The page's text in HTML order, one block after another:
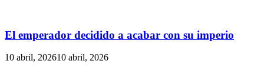
El emperador decidido a acabar con su imperio
10 abril, 202610 abril, 2026